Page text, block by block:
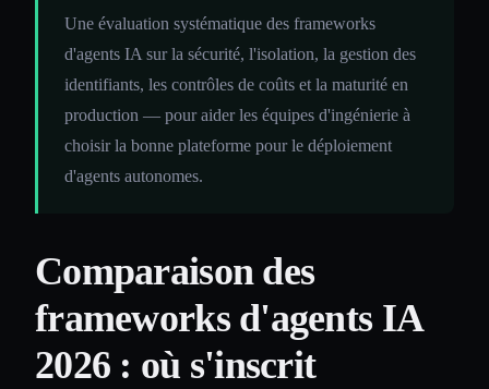
Une évaluation systématique des frameworks
d'agents IA sur la sécurité, l'isolation, la gestion des
identifiants, les contrôles de coûts et la maturité en
production — pour aider les équipes d'ingénierie à
choisir la bonne plateforme pour le déploiement
d'agents autonomes.
Comparaison des
frameworks d'agents IA
2026 : où s'inscrit